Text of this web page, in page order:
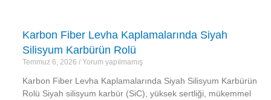
Karbon Fiber Levha Kaplamalarında Siyah
Silisyum Karbürün Rolü
Temmuz 6, 2026 Yorum yapılmamış
Karbon Fiber Levha Kaplamalarında Siyah Silisyum Karbürün
Rolü Siyah silisyum karbür (SiC), yüksek sertliği, mükemmel